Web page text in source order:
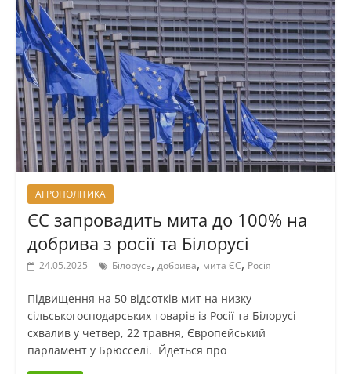
АГРОПОЛІТИКА
ЄС запровадить мита до 100% на
добрива з росії та Білорусі
24.05.2025 Білорусь, добрива, мита ЄС, Росія
Підвищення на 50 відсотків мит на низку
сільськогосподарських товарів із Росії та Білорусі
схвалив у четвер, 22 травня, Європейський
парламент у Брюсселі. Йдеться про